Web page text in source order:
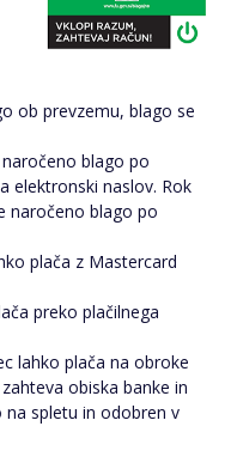
ob prevzemu, blago se
blago po
elektronski naslov. Rok
naročeno blago po
plača z Mastercard
preko plačilnega
lahko plača na obroke
obiska banke in
spletu in odobren v